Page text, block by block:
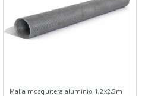
Malla mosquitera aluminio 1,2x2,5m